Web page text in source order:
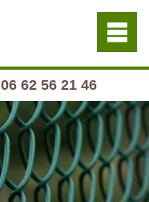
06 62 56 21 46